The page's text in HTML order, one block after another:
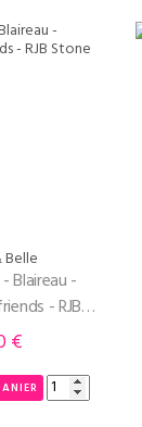
Belle
Blaireau -
- RJB
€